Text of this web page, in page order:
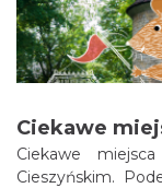
Ciekawe
Ciekawe
Cieszyńskim.